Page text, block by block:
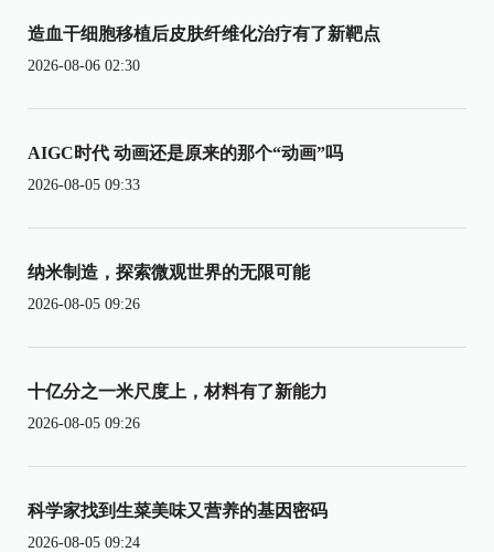
造血干细胞移植后皮肤纤维化治疗有了新靶点
2026-08-06 02:30
AIGC时代 动画还是原来的那个“动画”吗
2026-08-05 09:33
纳米制造，探索微观世界的无限可能
2026-08-05 09:26
十亿分之一米尺度上，材料有了新能力
2026-08-05 09:26
科学家找到生菜美味又营养的基因密码
2026-08-05 09:24